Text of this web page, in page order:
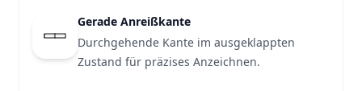
Gerade Anreißkante
Durchgehende Kante im ausgeklappten
Zustand für präzises Anzeichnen.